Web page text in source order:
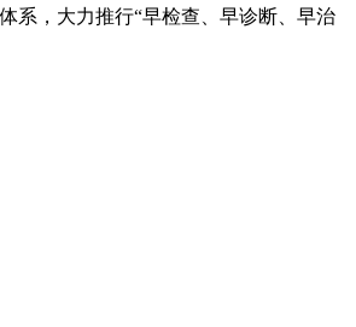
系，大力推行“早检查、早诊断、早治